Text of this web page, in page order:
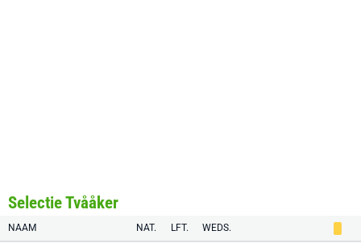
Selectie Tvååker
NAAM NAT. LFT. WEDS.